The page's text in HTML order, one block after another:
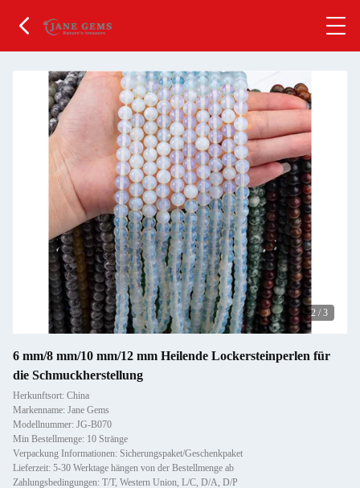
2 / 3
6 mm/8 mm/10 mm/12 mm Heilende Lockersteinperlen für
die Schmuckherstellung
Herkunftsort: China
Markenname: Jane Gems
Modellnummer: JG-B070
Min Bestellmenge: 10 Stränge
Verpackung Informationen: Sicherungspaket/Geschenkpaket
Lieferzeit: 5-30 Werktage hängen von der Bestellmenge ab
Zahlungsbedingungen: T/T, Western Union, L/C, D/A, D/P